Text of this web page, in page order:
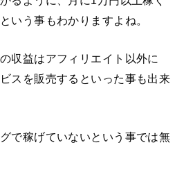
いう事もわかりますよね。
収益はアフィリエイト以外に
スを販売するといった事も出来
で稼げていないという事では無